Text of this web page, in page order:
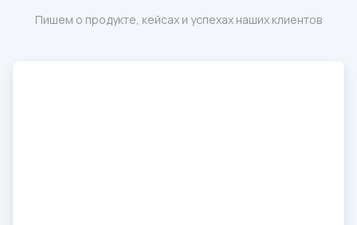
Пишем о продукте, кейсах и успехах наших клиентов